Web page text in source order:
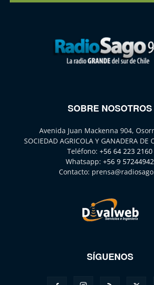
SOBRE NOSOTROS
Avenida Juan Mackenna 904,
SOCIEDAD AGRICOLA Y GANADERA DE
Teléfono: +56 64 223 2160
Whatsapp: +56 9 57244942
Contacto:
SÍGUENOS